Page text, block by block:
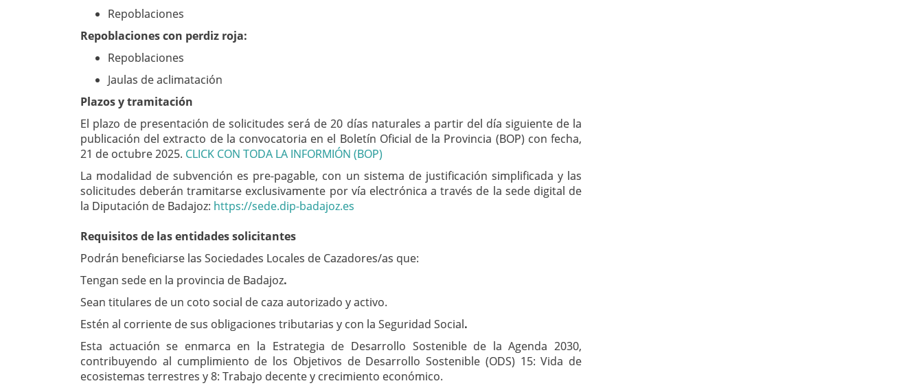
Repoblaciones
Repoblaciones con perdiz roja:
Repoblaciones
Jaulas de aclimatación
Plazos y tramitación
El plazo de presentación de solicitudes será de 20 días naturales a partir del día siguiente de la
publicación del extracto de la convocatoria en el Boletín Oficial de la Provincia (BOP) con fecha,
21 de octubre 2025. CLICK CON TODA LA INFORMIÓN (BOP)
La modalidad de subvención es pre-pagable, con un sistema de justificación simplificada y las
solicitudes deberán tramitarse exclusivamente por vía electrónica a través de la sede digital de
la Diputación de Badajoz: https://sede.dip-badajoz.es
Requisitos de las entidades solicitantes
Podrán beneficiarse las Sociedades Locales de Cazadores/as que:
Tengan sede en la provincia de Badajoz.
Sean titulares de un coto social de caza autorizado y activo.
Estén al corriente de sus obligaciones tributarias y con la Seguridad Social.
Esta actuación se enmarca en la Estrategia de Desarrollo Sostenible de la Agenda 2030,
contribuyendo al cumplimiento de los Objetivos de Desarrollo Sostenible (ODS) 15: Vida de
ecosistemas terrestres y 8: Trabajo decente y crecimiento económico.